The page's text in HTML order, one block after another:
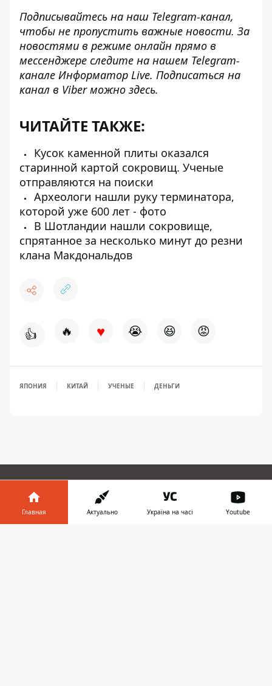
Подписывайтесь на наш Telegram-канал,
чтобы не пропустить важные новости. За
новостями в режиме онлайн прямо в
мессенджере следите на нашем Telegram-
канале Информатор Live. Подписаться на
канал в Viber можно здесь.
ЧИТАЙТЕ ТАКЖЕ:
Кусок каменной плиты оказался
старинной картой сокровищ. Ученые
отправляются на поиски
Археологи нашли руку терминатора,
которой уже 600 лет - фото
В Шотландии нашли сокровище,
спрятанное за несколько минут до резни
клана Макдональдов
👍 🔥 ♥ 😭 😆 😡
ЯПОНИЯ КИТАЙ УЧЕНЫЕ ДЕНЬГИ
ПРЕДЛОЖИТЬ НОВОСТЬ
Главная Актуально Україна на часі Youtube